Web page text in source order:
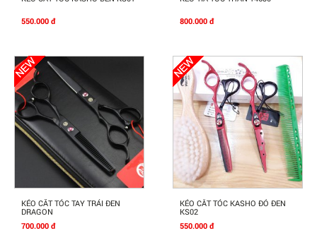
550.000 đ 800.000 đ
Mua Ngay
KÉO CĂT TÓC TAY TRÁI ĐEN
DRAGON
700.000 đ
Mua Ngay
KÉO CẮT TÓC KASHO ĐỎ ĐEN
KS02
550.000 đ